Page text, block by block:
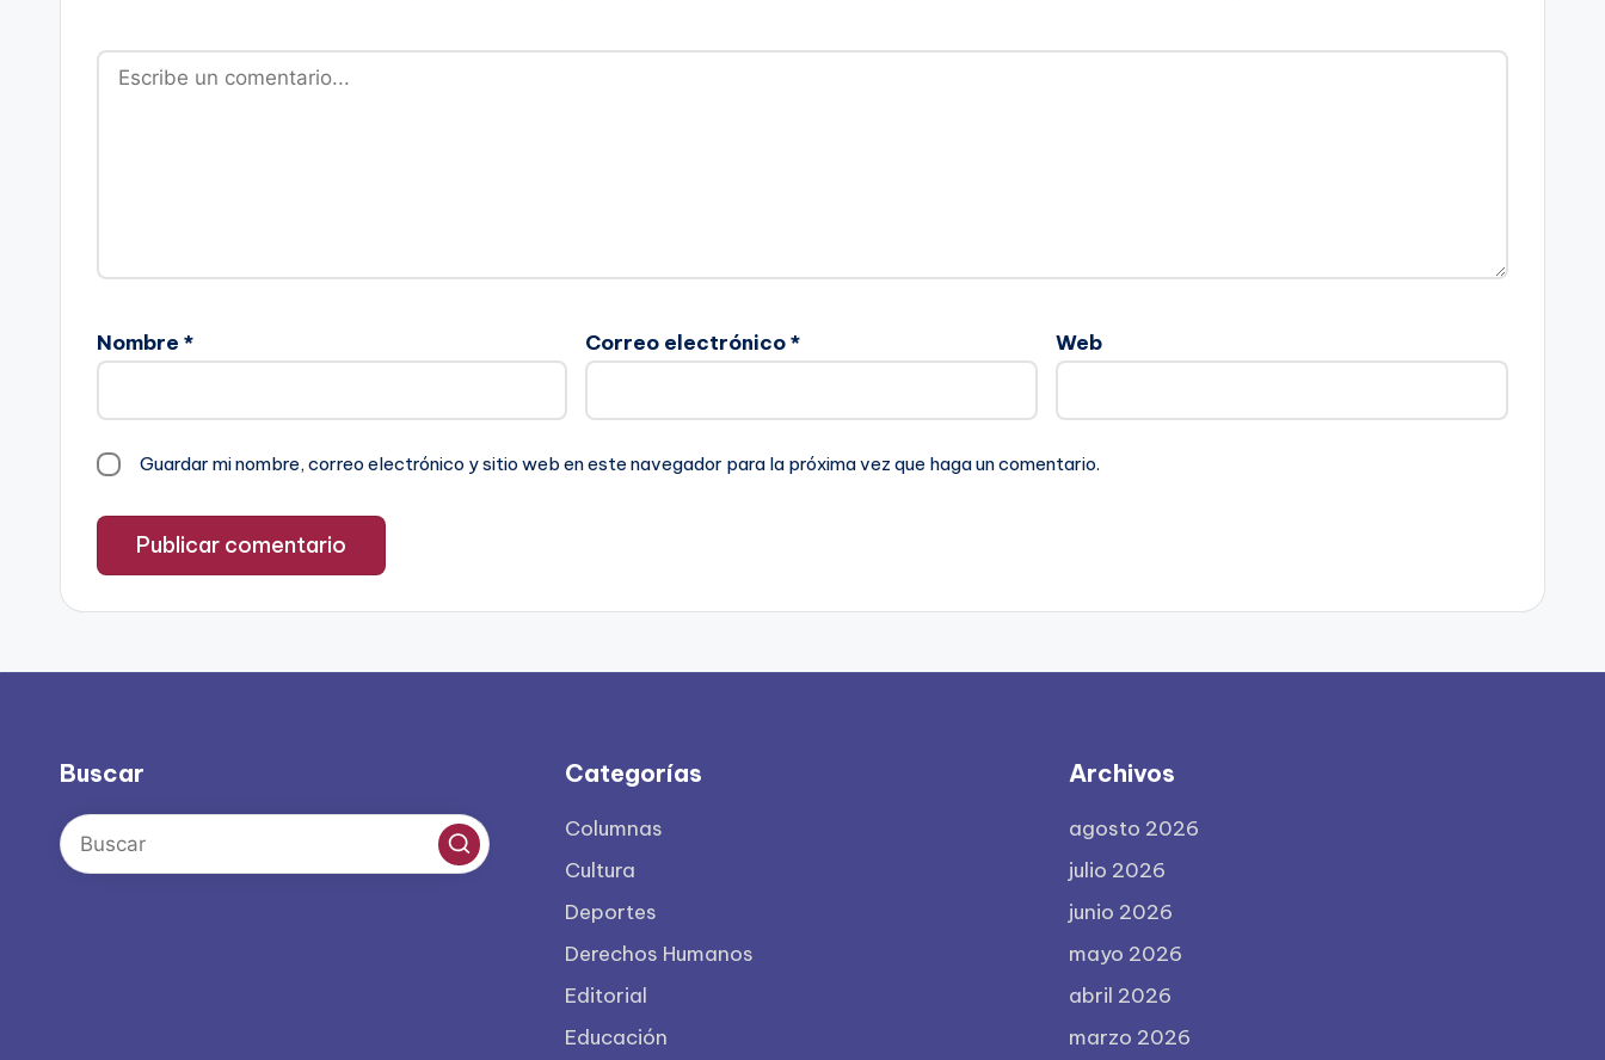
Nombre * Correo electrónico* Web
Guardar mi nombre, correo electrónico y sitio web en este navegador para la próxima vez que haga un comentario.
Buscar Categorías
Columnas
Cultura
Deportes
Derechos Humanos
Editorial
Educación
Archivos
agosto 2026
julio 2026
junio 2026
mayo 2026
abril 2026
marzo 2026